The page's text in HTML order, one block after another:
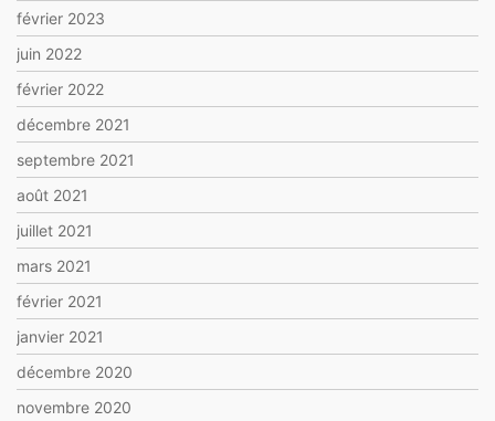
février 2023
juin 2022
février 2022
décembre 2021
septembre 2021
août 2021
juillet 2021
mars 2021
février 2021
janvier 2021
décembre 2020
novembre 2020